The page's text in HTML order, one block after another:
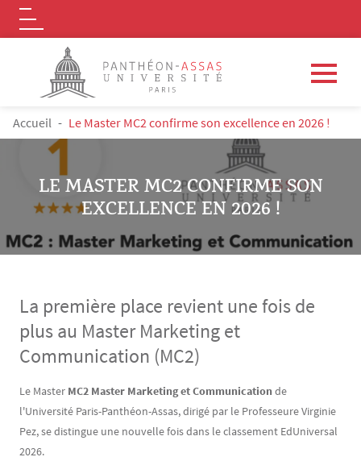
Aller au contenu principal
Logo
FIL D'ARIANE
Accueil Le Master MC2 confirme son excellence en 2026 !
LE MASTER MC2 CONFIRME SON
EXCELLENCE EN 2026 !
La première place revient une fois de
plus au Master Marketing et
Communication (MC2)
Contenu
Texte
Le Master MC2 Master Marketing et Communicationde
l'Université Paris-Panthéon-Assas, dirigé par le Professeure Virginie
Pez, se distingue une nouvelle fois dans le classement EdUniversal
2026.